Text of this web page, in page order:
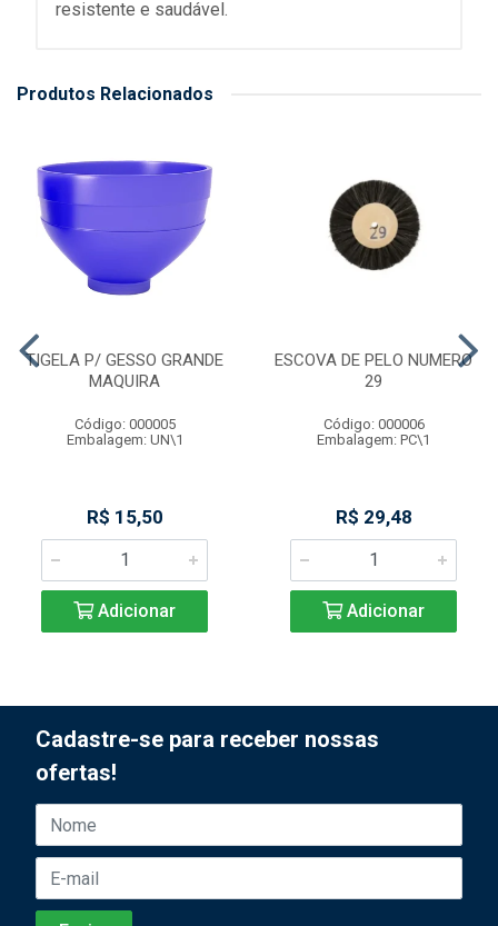
resistente e saudável.
Produtos Relacionados
TIGELA P/ GESSO GRANDE
MAQUIRA
Código: 000005
Embalagem: UN\1
R$ 15,50
Adicionar
ESCOVA DE PELO NUMERO
29
Código: 000006
Embalagem: PC\1
R$ 29,48
Adicionar
Cadastre-se para receber nossas
ofertas!